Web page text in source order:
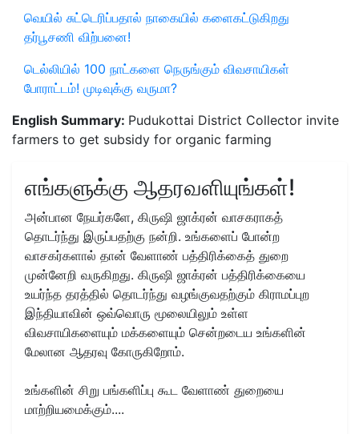
வெயில் சுட்டெரிப்பதால் நாகையில் களைகட்டுகிறது
தர்பூசணி விற்பனை!
டெல்லியில் 100 நாட்களை நெருங்கும் விவசாயிகள்
போராட்டம்! முடிவுக்கு வருமா?
English Summary: Pudukottai District Collector invite
farmers to get subsidy for organic farming
எங்களுக்கு ஆதரவளியுங்கள்!
அன்பான நேயர்களே, கிருஷி ஜாக்ரன் வாசகராகத்
தொடர்ந்து இருப்பதற்கு நன்றி. உங்களைப் போன்ற
வாசகர்களால் தான் வேளாண் பத்திரிக்கைத் துறை
முன்னேறி வருகிறது. கிருஷி ஜாக்ரன் பத்திரிக்கையை
உயர்ந்த தரத்தில் தொடர்ந்து வழங்குவதற்கும் கிராமப்புற
இந்தியாவின் ஒவ்வொரு மூலையிலும் உள்ள
விவசாயிகளையும் மக்களையும் சென்றடைய உங்களின்
மேலான ஆதரவு கோருகிறோம்.
உங்களின் சிறு பங்களிப்பு கூட வேளாண் துறையை
மாற்றியமைக்கும்....